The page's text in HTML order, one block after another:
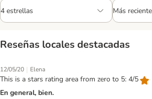
Reseñas locales destacadas
12/05/20 | Elena
This is a stars rating area from zero to 5: 4/5
En general, bien.